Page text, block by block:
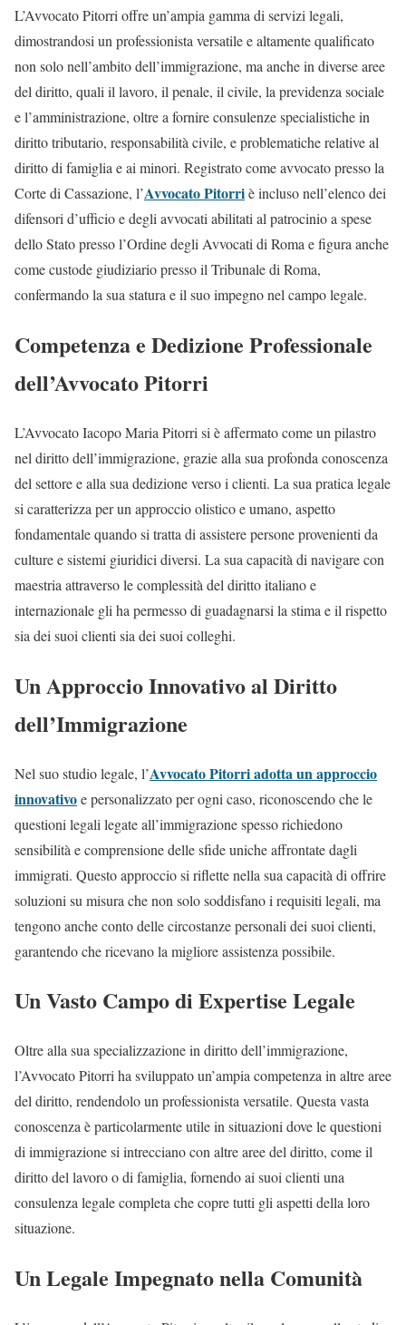
L’Avvocato Pitorri offre un’ampia gamma di servizi legali,
dimostrandosi un professionista versatile e altamente qualificato
non solo nell’ambito dell’immigrazione, ma anche in diverse aree
del diritto, quali il lavoro, il penale, il civile, la previdenza sociale
e l’amministrazione, oltre a fornire consulenze specialistiche in
diritto tributario, responsabilità civile, e problematiche relative al
diritto di famiglia e ai minori. Registrato come avvocato presso la
Corte di Cassazione, l’Avvocato Pitorriè incluso nell’elenco dei
difensori d’ufficio e degli avvocati abilitati al patrocinio a spese
dello Stato presso l’Ordine degli Avvocati di Roma e figura anche
come custode giudiziario presso il Tribunale di Roma,
confermando la sua statura e il suo impegno nel campo legale.
Competenza e Dedizione Professionale
dell’Avvocato Pitorri
L’Avvocato Iacopo Maria Pitorri si è affermato come un pilastro
nel diritto dell’immigrazione, grazie alla sua profonda conoscenza
del settore e alla sua dedizione verso i clienti. La sua pratica legale
si caratterizza per un approccio olistico e umano, aspetto
fondamentale quando si tratta di assistere persone provenienti da
culture e sistemi giuridici diversi. La sua capacità di navigare con
maestria attraverso le complessità del diritto italiano e
internazionale gli ha permesso di guadagnarsi la stima e il rispetto
sia dei suoi clienti sia dei suoi colleghi.
Un Approccio Innovativo al Diritto
dell’Immigrazione
Nel suo studio legale, l’Avvocato Pitorri adotta un approccio
innovativoe personalizzato per ogni caso, riconoscendo che le
questioni legali legate all’immigrazione spesso richiedono
sensibilità e comprensione delle sfide uniche affrontate dagli
immigrati. Questo approccio si riflette nella sua capacità di offrire
soluzioni su misura che non solo soddisfano i requisiti legali, ma
tengono anche conto delle circostanze personali dei suoi clienti,
garantendo che ricevano la migliore assistenza possibile.
Un Vasto Campo di Expertise Legale
Oltre alla sua specializzazione in diritto dell’immigrazione,
l’Avvocato Pitorri ha sviluppato un’ampia competenza in altre aree
del diritto, rendendolo un professionista versatile. Questa vasta
conoscenza è particolarmente utile in situazioni dove le questioni
di immigrazione si intrecciano con altre aree del diritto, come il
diritto del lavoro o di famiglia, fornendo ai suoi clienti una
consulenza legale completa che copre tutti gli aspetti della loro
situazione.
Un Legale Impegnato nella Comunità